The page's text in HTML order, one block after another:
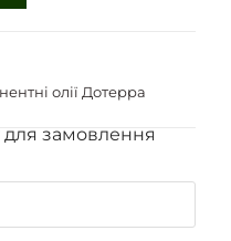
олії Дотерра
для замовлення